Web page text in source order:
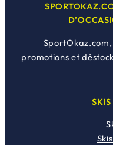
SportOkaz.com,
promotions et